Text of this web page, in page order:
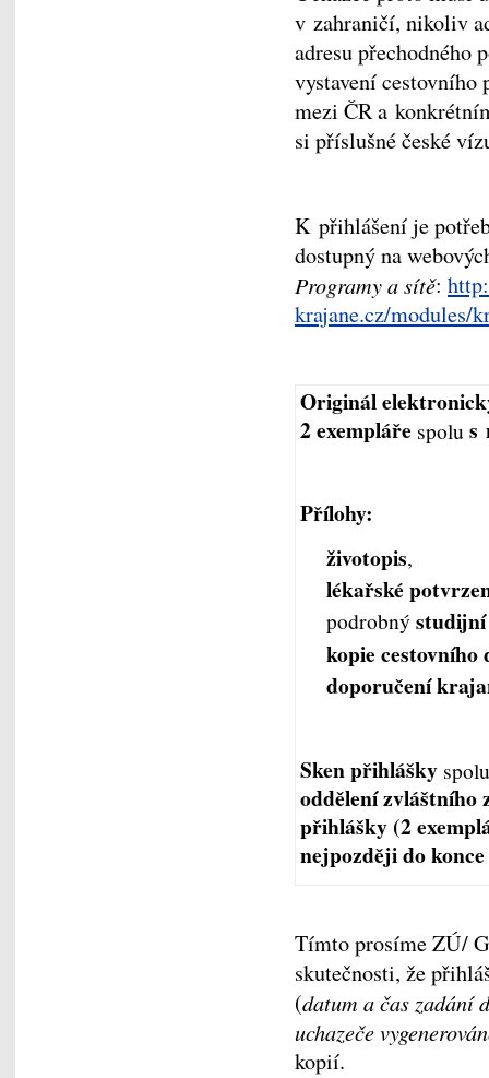
v zahraničí, nikoliv
adresu přechodného
vystavení
mezi ČR a
si příslušné české
K přihlášení je
dostupný na
Programy a sítě:
krajane.cz/modules/
Originál
2 exempláře spolu s
Přílohy:
životopis,
lékařské
podrobný
kopie cestovního
doporučení
Sken přihlášky
oddělení
přihlášky (2
nejpozději do
Tímto prosíme ZÚ/
skutečnosti, že
(datum a čas zadání
uchazeče
kopií.